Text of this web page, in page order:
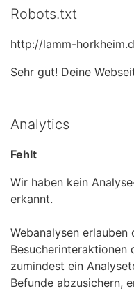
Robots.txt
http://lamm-
Sehr gut! Deine
Analytics
Fehlt
Wir haben kein
erkannt.
Webanalysen
Besucherinteraktionen
zumindest ein
Befunde abzusichern,